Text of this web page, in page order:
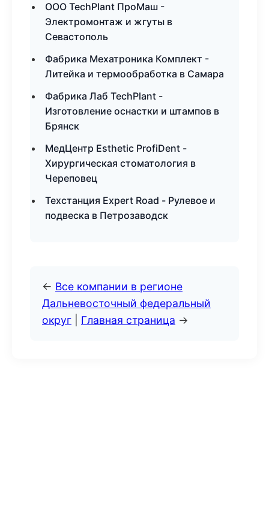
ООО TechPlant ПроМаш -
Электромонтаж и жгуты в
Севастополь
Фабрика Мехатроника Комплект -
Литейка и термообработка в Самара
Фабрика Лаб TechPlant -
Изготовление оснастки и штампов в
Брянск
МедЦентр Esthetic ProfiDent -
Хирургическая стоматология в
Череповец
Техстанция Expert Road - Рулевое и
подвеска в Петрозаводск
← Все компании в регионе
Дальневосточный федеральный
округ
Главная страница →